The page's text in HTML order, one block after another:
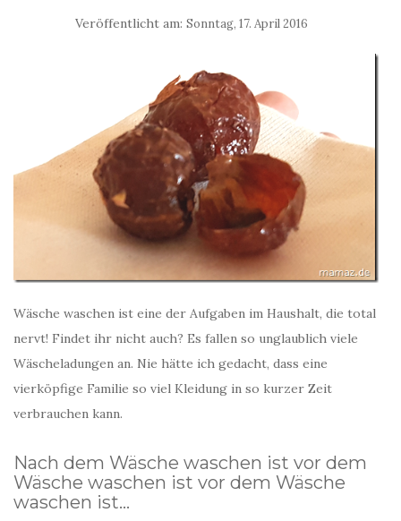
Veröffentlicht am: Sonntag, 17. April 2016
Wäsche waschen ist eine der Aufgaben im Haushalt, die total
nervt! Findet ihr nicht auch? Es fallen so unglaublich viele
Wäscheladungen an. Nie hätte ich gedacht, dass eine
vierköpfige Familie so viel Kleidung in so kurzer Zeit
verbrauchen kann.
Nach dem Wäsche waschen ist vor dem
Wäsche waschen ist vor dem Wäsche
waschen ist…